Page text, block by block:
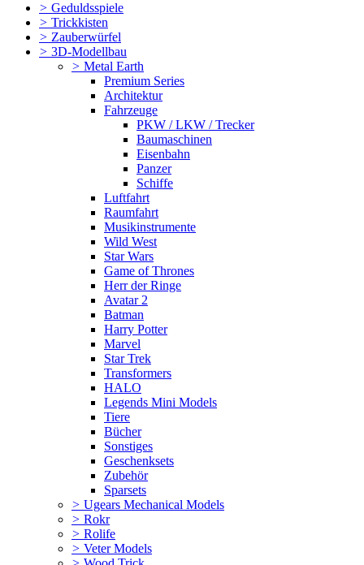
> Geduldsspiele
> Trickkisten
> Zauberwürfel
> 3D-Modellbau
> Metal Earth
Premium Series
Architektur
Fahrzeuge
PKW / LKW / Trecker
Baumaschinen
Eisenbahn
Panzer
Schiffe
Luftfahrt
Raumfahrt
Musikinstrumente
Wild West
Star Wars
Game of Thrones
Herr der Ringe
Avatar 2
Batman
Harry Potter
Marvel
Star Trek
Transformers
HALO
Legends Mini Models
Tiere
Bücher
Sonstiges
Geschenksets
Zubehör
Sparsets
> Ugears Mechanical Models
> Rokr
> Rolife
> Veter Models